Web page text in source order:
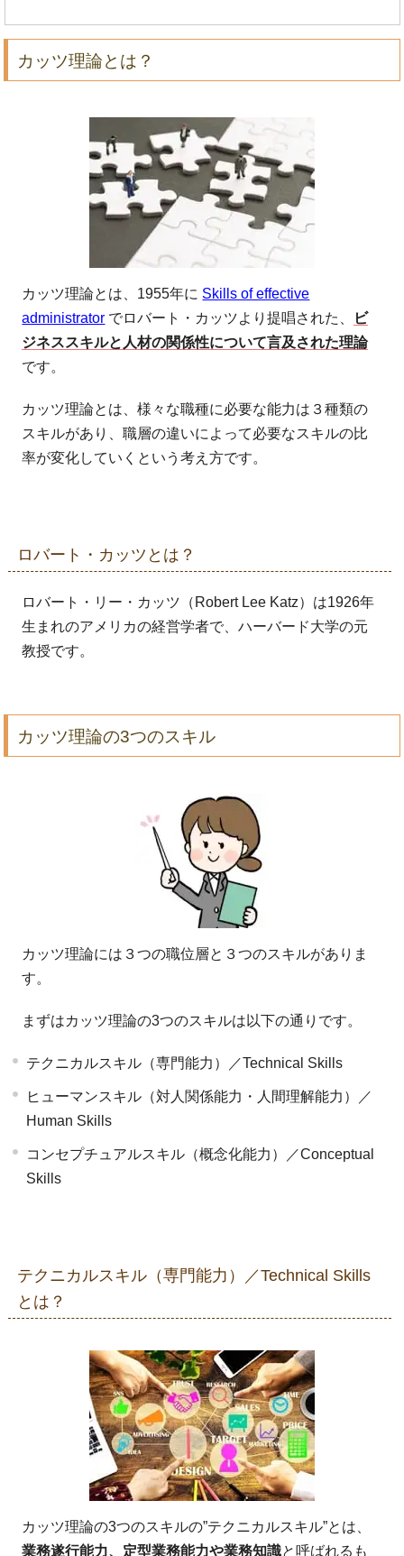
カッツ理論とは？
カッツ理論とは、1955年に Skills of effective
administrator でロバート・カッツより提唱された、
ビ
ジネススキルと人材の関係性について言及された理論
です。
カッツ理論とは、様々な職種に必要な能力は３種類の
スキルがあり、職層の違いによって必要なスキルの比
率が変化していくという考え方です。
ロバート・カッツとは？
ロバート・リー・カッツ（Robert Lee Katz）は1926年
生まれのアメリカの経営学者で、ハーバード大学の元
教授です。
カッツ理論の3つのスキル
カッツ理論には３つの職位層と３つのスキルがありま
す。
まずはカッツ理論の3つのスキルは以下の通りです。
テクニカルスキル（専門能力）／Technical Skills
ヒューマンスキル（対人関係能力・人間理解能力）／
Human Skills
コンセプチュアルスキル（概念化能力）／Conceptual
Skills
テクニカルスキル（専門能力）／Technical Skills
とは？
カッツ理論の3つのスキルの”テクニカルスキル”とは、
業務遂行能力、定型業務能力や業務知識と呼ばれるも